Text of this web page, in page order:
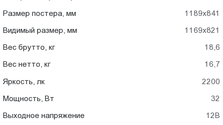
Размер постера, мм 1189x841
Видимый размер, мм 1169x821
Вес брутто, кг 18,6
Вес нетто, кг 16,7
Яркость, лк 2200
Мощность, Вт 32
Выходное напряжение 12В